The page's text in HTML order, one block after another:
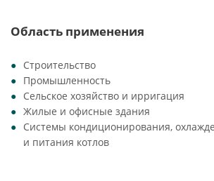
Область применения
Строительство
Промышленность
Сельское хозяйство и ирригация
Жилые и офисные здания
Системы кондиционирования,
и питания котлов